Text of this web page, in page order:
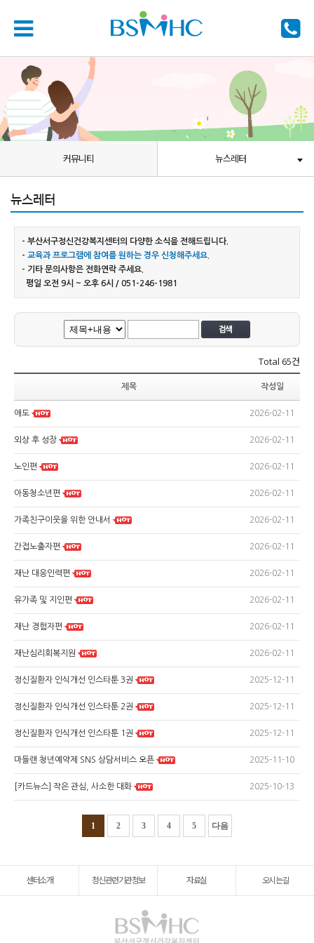
커뮤니티 뉴스레터
뉴스레터
- 부산서구정신건강복지센터의 다양한 소식을 전해드립니다.
- 교육과 프로그램에 참여를 원하는 경우 신청해주세요.
- 기타 문의사항은 전화연락 주세요.
평일 오전 9시 ~ 오후 6시 / 051-246-1981
Total 65건
제목 작성일
애도 2026-02-11
외상 후 성장 2026-02-11
노인편 2026-02-11
아동청소년편 2026-02-11
가족친구이웃을 위한 안내서 2026-02-11
간접노출자편 2026-02-11
재난 대응인력편 2026-02-11
유가족 및 지인편 2026-02-11
재난 경험자편 2026-02-11
재난심리회복지원 2026-02-11
정신질환자 인식개선 인스타툰 3권 2025-12-11
정신질환자 인식개선 인스타툰 2권 2025-12-11
정신질환자 인식개선 인스타툰 1권 2025-12-11
마들랜 청년예약제 SNS 상담서비스 오픈 2025-11-10
[카드뉴스] 작은 관심, 사소한 대화 2025-10-13
1 2 3 4 5 다음
센터소개 정신관련기관정보 자료실 오시는길